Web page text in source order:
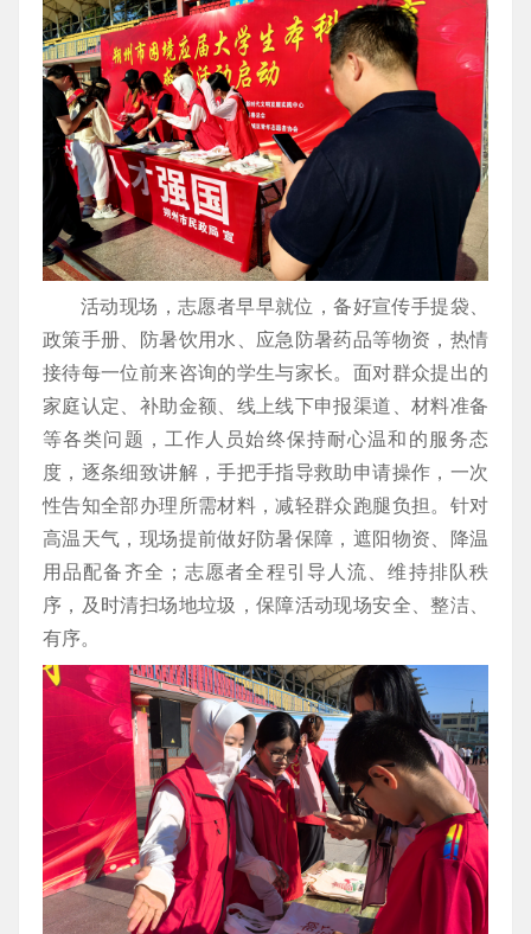
活动现场，志愿者早早就位，备好宣传手提袋、
政策手册、防暑饮用水、应急防暑药品等物资，热情
接待每一位前来咨询的学生与家长。面对群众提出的
家庭认定、补助金额、线上线下申报渠道、材料准备
等各类问题，工作人员始终保持耐心温和的服务态
度，逐条细致讲解，手把手指导救助申请操作，一次
性告知全部办理所需材料，减轻群众跑腿负担。针对
高温天气，现场提前做好防暑保障，遮阳物资、降温
用品配备齐全；志愿者全程引导人流、维持排队秩
序，及时清扫场地垃圾，保障活动现场安全、整洁、
有序。